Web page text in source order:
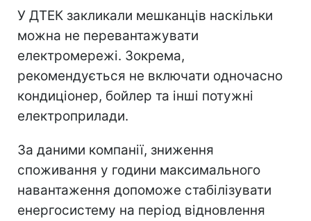
У ДТЕК закликали мешканців наскільки
можна не перевантажувати
електромережі. Зокрема,
рекомендується не включати одночасно
кондиціонер, бойлер та інші потужні
електроприлади.
За даними компанії, зниження
споживання у години максимального
навантаження допоможе стабілізувати
енергосистему на період відновлення